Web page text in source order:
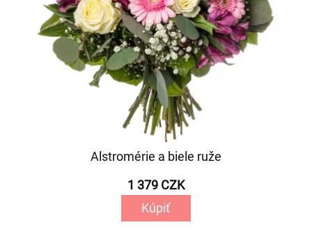
Alstromérie a biele ruže
1 379 CZK
Kúpiť